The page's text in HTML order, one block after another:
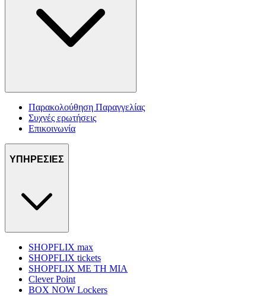
Παρακολούθηση Παραγγελίας
Συχνές ερωτήσεις
Επικοινωνία
ΥΠΗΡΕΣΙΕΣ
SHOPFLIX max
SHOPFLIX tickets
SHOPFLIX ΜΕ ΤΗ ΜΙΑ
Clever Point
BOX NOW Lockers